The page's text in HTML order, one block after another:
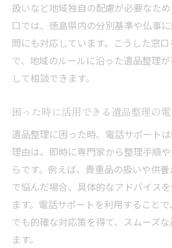
扱いなど地域独自の配慮が必要なた
口では、徳島県内の分別基準や仏事
問にも対応しています。こうした窓
で、地域のルールに沿った遺品整理
して相談できます。
困った時に活用できる遺品整理の
遺品整理に困った時、電話サポートは
理由は、即時に専門家から整理手順
らです。例えば、貴重品の扱いや供
で悩んだ場合、具体的なアドバイス
ます。電話サポートを利用すること
でも的確な対応策を得て、スムーズ
ます。